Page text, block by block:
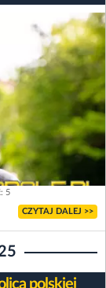
5
CZYTAJ DALEJ >>
polskiej